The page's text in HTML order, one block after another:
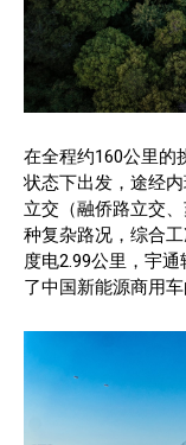
在全程约160公里的
状态下出发，途经
立交（融侨路立交
种复杂路况，综合
度电2.99公里，宇
了中国新能源商用车